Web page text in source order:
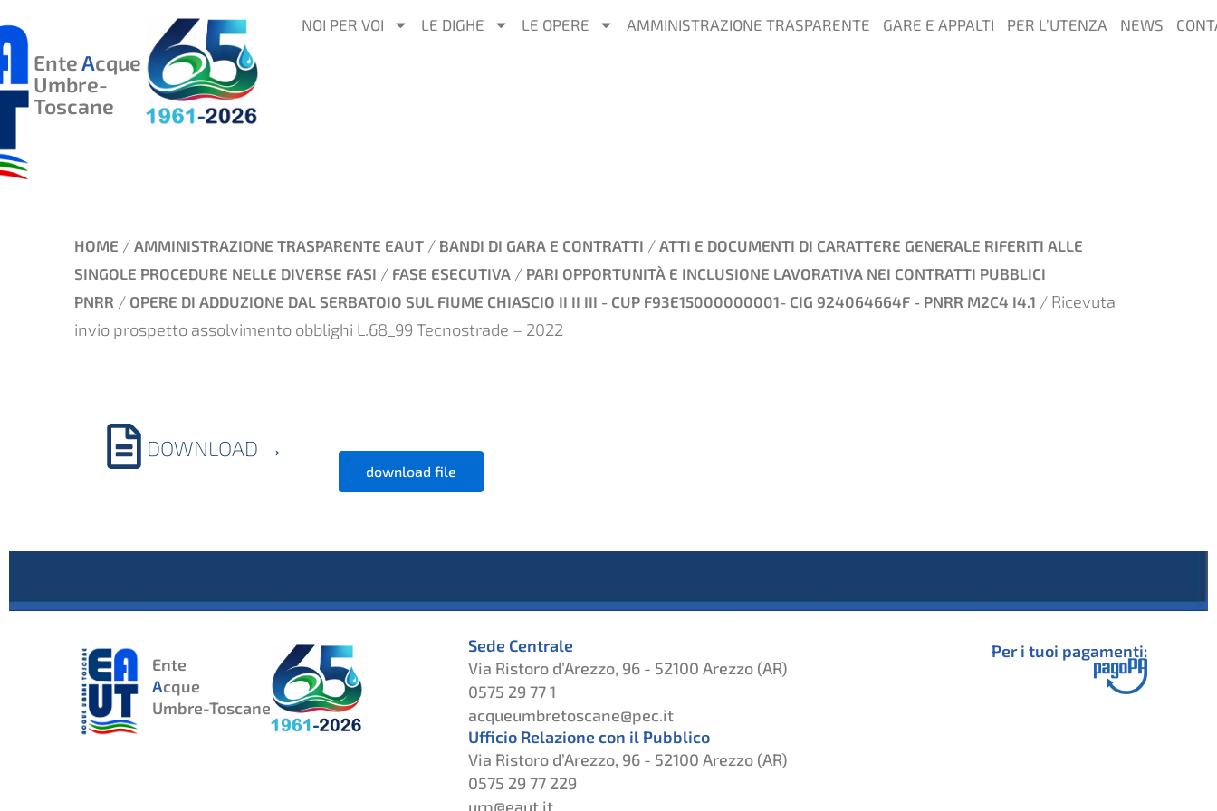
AL
CONTENUTO
EnteAcque
Umbre-
Toscane
NOI PER VOI LE DIGHE LE OPERE AMMINISTRAZIONE TRASPARENTE GARE E APPALTI PER L’UTENZA NEWS
HOME / AMMINISTRAZIONE TRASPARENTE EAUT / BANDI DI GARA E CONTRATTI / ATTI E DOCUMENTI DI CARATTERE GENERALE RIFERITI ALLE
SINGOLE PROCEDURE NELLE DIVERSE FASI / FASE ESECUTIVA / PARI OPPORTUNITÀ E INCLUSIONE LAVORATIVA NEI CONTRATTI PUBBLICI
PNRR / OPERE DI ADDUZIONE DAL SERBATOIO SUL FIUME CHIASCIO II II III - CUP F93E15000000001- CIG 924064664F - PNRR M2C4 I4.1 / Ricevuta
invio prospetto assolvimento obblighi L.68_99 Tecnostrade – 2022
DOWNLOAD →
download file
Ente
Acque
Umbre-Toscane
Sede Centrale
Via Ristoro d’Arezzo, 96 - 52100 Arezzo (AR)
0575 29 77 1
acqueumbretoscane@pec.it
Ufficio Relazione con il Pubblico
Via Ristoro d’Arezzo, 96 - 52100 Arezzo (AR)
0575 29 77 229
urp@eaut.it
Per i tuoi pagamenti: